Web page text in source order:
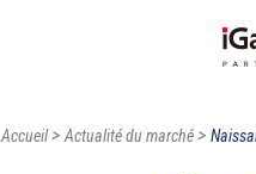
Accueil>Actualité du marché>